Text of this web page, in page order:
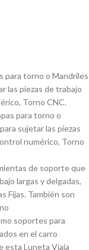
para torno o Mandriles
las piezas de trabajo
Torno CNC.
para torno o
sujetar las piezas
numérico, Torno
de soporte que
largas y delgadas,
Fijas. También son
soportes para
en el carro
esta Luneta Viaja